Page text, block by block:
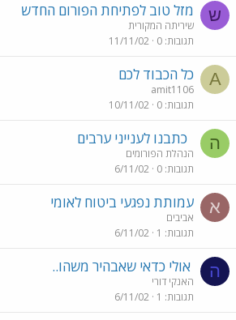
ש מזל טוב לפתיחת הפורום החדש
שיריתה המקורית
תגובות 0
11/11/02
A כל הכבוד לכם
amit1106
תגובות 0
10/11/02
ה כתבנו לענייני ערבים
הנהלת הפורומים
תגובות 0
6/11/02
א עמותת נפגעי ביטוח לאומי
אביבים
תגובות 1
6/11/02
ה אולי כדאי שאבהיר משהו..
האנקי דורי
תגובות 1
6/11/02